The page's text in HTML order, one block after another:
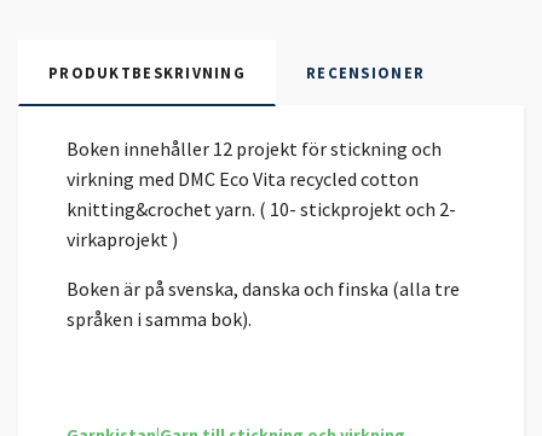
PRODUKTBESKRIVNING RECENSIONER
Boken innehåller 12 projekt för stickning och
virkning med DMC Eco Vita recycled cotton
knitting&crochet yarn. ( 10- stickprojekt och 2-
virkaprojekt )
Boken är på svenska, danska och finska (alla tre
språken i samma bok).